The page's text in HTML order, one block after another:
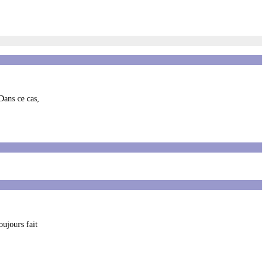
ce cas,
fait